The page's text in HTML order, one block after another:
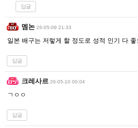
답글
멤논 26-05-09 21:33
일본 배구는 저렇게 할 정도로 성적 인기 다 좋
답글
크레사르 26-05-10 00:04
ㄱㅇㅇ
답글